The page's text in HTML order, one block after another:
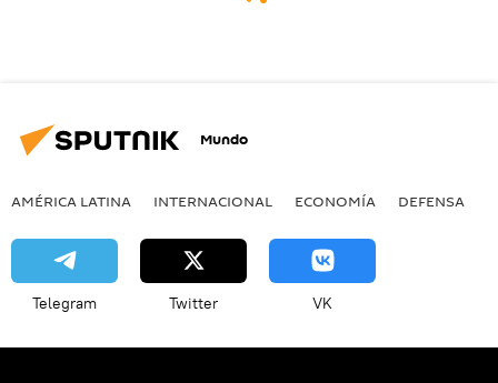
Mundo
AMÉRICA LATINA INTERNACIONAL ECONOMÍA DEFENSA
Telegram Twitter VK